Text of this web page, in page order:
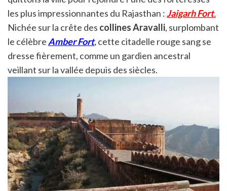
les plus impressionnantes du Rajasthan :Jaigarh Fort.
Nichée sur la crête des collines Aravalli, surplombant
le célèbre Amber Fort,cette citadelle rouge sang se
dresse fièrement, comme un gardien ancestral
veillant sur la vallée depuis des siècles.